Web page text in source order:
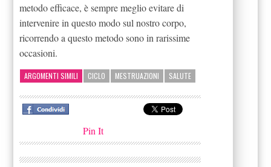
metodo efficace, è sempre meglio evitare di
intervenire in questo modo sul nostro corpo,
ricorrendo a questo metodo sono in rarissime
occasioni.
ARGOMENTI SIMILI CICLO MESTRUAZIONI SALUTE
Pin It